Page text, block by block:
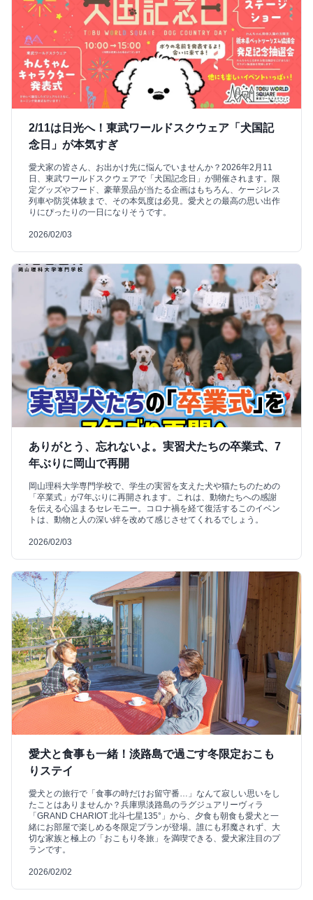
2/11は日光へ！東武ワールドスクウェア「犬国記
念日」が本気すぎ
愛犬家の皆さん、お出かけ先に悩んでいませんか？2026年2月11
日、東武ワールドスクウェアで「犬国記念日」が開催されます。限
定グッズやフード、豪華景品が当たる企画はもちろん、ケージレス
列車や防災体験まで、その本気度は必見。愛犬との最高の思い出作
りにぴったりの一日になりそうです。
2026/02/03
ありがとう、忘れないよ。実習犬たちの卒業式、7
年ぶりに岡山で再開
岡山理科大学専門学校で、学生の実習を支えた犬や猫たちのための
「卒業式」が7年ぶりに再開されます。これは、動物たちへの感謝
を伝える心温まるセレモニー。コロナ禍を経て復活するこのイベン
トは、動物と人の深い絆を改めて感じさせてくれるでしょう。
2026/02/03
愛犬と食事も一緒！淡路島で過ごす冬限定おこも
りステイ
愛犬との旅行で「食事の時だけお留守番…」なんて寂しい思いをし
たことはありませんか？兵庫県淡路島のラグジュアリーヴィラ
「GRAND CHARIOT 北斗七星135°」から、夕食も朝食も愛犬と一
緒にお部屋で楽しめる冬限定プランが登場。誰にも邪魔されず、大
切な家族と極上の「おこもり冬旅」を満喫できる、愛犬家注目のプ
ランです。
2026/02/02